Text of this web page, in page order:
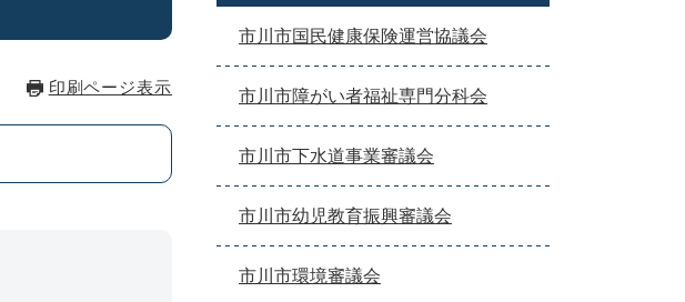
印刷ページ表示
市川市国民健康保険運営協議会
市川市障がい者福祉専門分科会
市川市下水道事業審議会
市川市幼児教育振興審議会
市川市環境審議会